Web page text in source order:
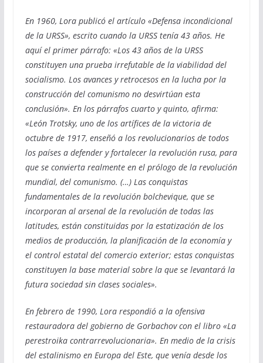
En 1960, Lora publicó el artículo «Defensa incondicional
de la URSS», escrito cuando la URSS tenía 43 años. He
aquí el primer párrafo: «Los 43 años de la URSS
constituyen una prueba irrefutable de la viabilidad del
socialismo. Los avances y retrocesos en la lucha por la
construcción del comunismo no desvirtúan esta
conclusión». En los párrafos cuarto y quinto, afirma:
«León Trotsky, uno de los artífices de la victoria de
octubre de 1917, enseñó a los revolucionarios de todos
los países a defender y fortalecer la revolución rusa, para
que se convierta realmente en el prólogo de la revolución
mundial, del comunismo. (…) Las conquistas
fundamentales de la revolución bolchevique, que se
incorporan al arsenal de la revolución de todas las
latitudes, están constituidas por la estatización de los
medios de producción, la planificación de la economía y
el control estatal del comercio exterior; estas conquistas
constituyen la base material sobre la que se levantará la
futura sociedad sin clases sociales».
En febrero de 1990, Lora respondió a la ofensiva
restauradora del gobierno de Gorbachov con el libro «La
perestroika contrarrevolucionaria». En medio de la crisis
del estalinismo en Europa del Este, que venía desde los